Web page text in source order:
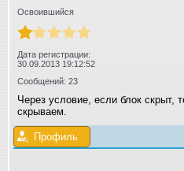
Освоившийся
Дата регистрации:
30.09.2013 19:12:52
Сообщений: 23
Через условие, если блок скрыт,
скрываем.
Профиль